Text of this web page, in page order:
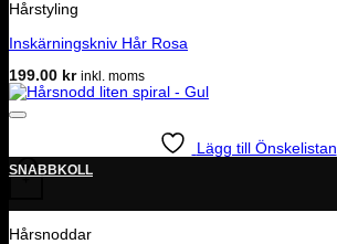
Hårstyling
Inskärningskniv Hår Rosa
199.00 kr inkl. moms
Lägg till Önskelistan
+
SNABBKOLL
Hårsnoddar